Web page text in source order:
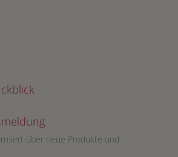
über neue Produkte und